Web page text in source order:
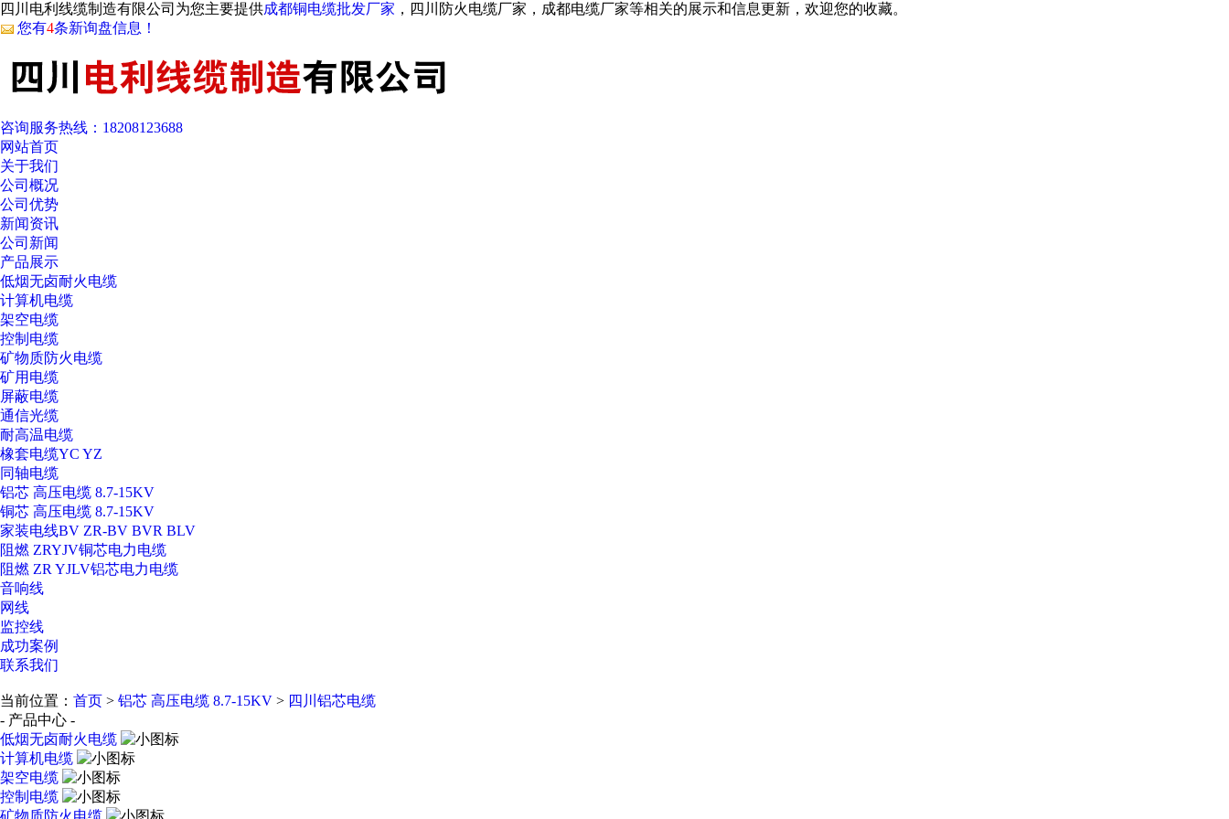
四川电利线缆制造有限公司为您主要提供成都铜电缆批发厂家 ，四川防火电缆厂家，成都电缆厂家等相关的展示和信息更新，欢迎您的收藏。
您有4条新询盘信息！
咨询服务热线： 18208123688
网站首页
关于我们
公司概况
公司优势
新闻资讯
公司新闻
产品展示
低烟无卤耐火电缆
计算机电缆
架空电缆
控制电缆
矿物质防火电缆
矿用电缆
屏蔽电缆
通信光缆
耐高温电缆
橡套电缆YC YZ
同轴电缆
铝芯 高压电缆 8.7-15KV
铜芯 高压电缆 8.7-15KV
家装电线BV ZR-BV BVR BLV
阻燃 ZRYJV铜芯电力电缆
阻燃 ZR YJLV铝芯电力电缆
音响线
网线
监控线
成功案例
联系我们
当前位置： 首页 > 铝芯 高压电缆 8.7-15KV > 四川铝芯电缆
- 产品中心 -
低烟无卤耐火电缆
计算机电缆
架空电缆
控制电缆
矿物质防火电缆